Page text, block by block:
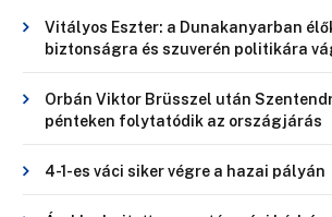
Vitályos Eszter: a Dunakanyarban
biztonságra és szuverén politikára
Orbán Viktor Brüsszel után
pénteken folytatódik az országjárás
4-1-es váci siker végre a hazai pályán